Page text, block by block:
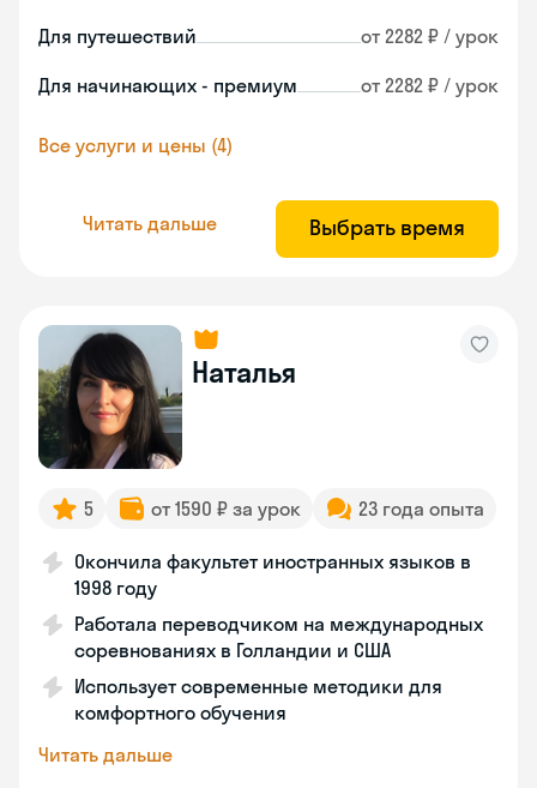
Для путешествий от 2282 ₽ / урок
Для начинающих - премиум от 2282 ₽ / урок
Все услуги и цены (4)
Читать дальше Выбрать время
Наталья
5 от 1590 ₽ за урок 23 года опыта
Окончила факультет иностранных языков в
1998 году
Работала переводчиком на международных
соревнованиях в Голландии и США
Использует современные методики для
комфортного обучения
Читать дальше